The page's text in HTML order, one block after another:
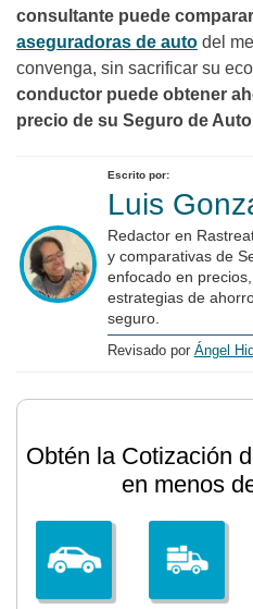
consultante puede
aseguradoras de auto del
convenga, sin sacrificar su
conductor puede obtener
precio de su Seguro de Auto
Escrito por:
Luis
Redactor en
y comparativas de
enfocado en
estrategias de
seguro.
Revisado por Ángel
Obtén la Cotización
en menos